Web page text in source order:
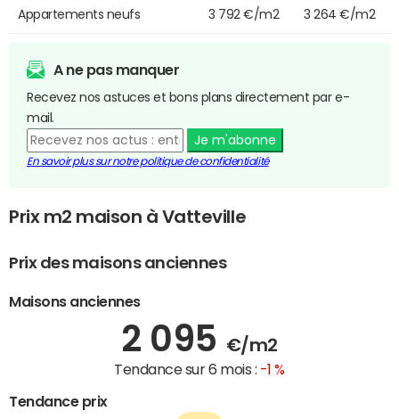
Appartements neufs 3 792 €/m2 3 264 €/m2
A ne pas manquer
Recevez nos astuces et bons plans directement par e-
mail.
Je m'abonne
En savoir plus sur notre politique de confidentialité
Prix m2 maison à Vatteville
Prix des maisons anciennes
Maisons anciennes
2 095 €/m2
Tendance sur 6 mois : -1 %
Tendance prix